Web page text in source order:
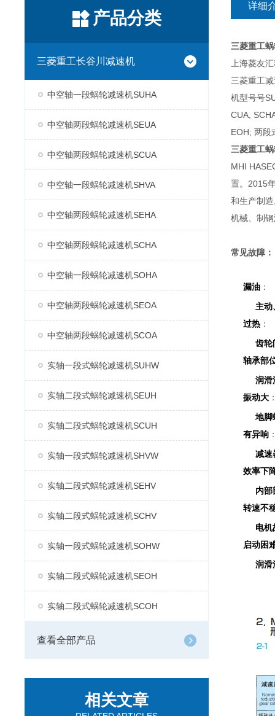
产品分类
三菱重工长谷川减速机
中空轴一段蜗轮减速机SUHA
中空轴两段蜗轮减速机SEUA
中空轴两段蜗轮减速机SCUA
中空轴一段蜗轮减速机SHVA
中空轴两段蜗轮减速机SEHA
中空轴两段蜗轮减速机SCHA
中空轴一段蜗轮减速机SOHA
中空轴两段蜗轮减速机SEOA
中空轴两段蜗轮减速机SCOA
实轴一段式蜗轮减速机SUHW
实轴二段式蜗轮减速机SEUH
实轴二段式蜗轮减速机SCUH
实轴一段式蜗轮减速机SHVW
实轴二段式蜗轮减速机SEHV
实轴二段式蜗轮减速机SCHV
实轴一段式蜗轮减速机SOHW
实轴二段式蜗轮减速机SEOH
实轴二段式蜗轮减速机SCOH
查看全部产品
相关文章
详细
三菱重工
上海菱友
三菱重工
机型号号
CUA,
EOH; 两段
三菱重工
MHI
置。2015
和生产制
机械、制
常见故障：
漏油 ：
主动
过热 ：
齿轮
轴承部
润滑
振动大
地脚
有异响
减速
效率下
内部
转速不
电机
启动困
润滑